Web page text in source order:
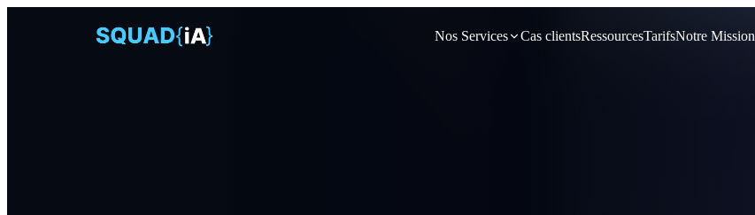
Nos Services Cas clientsRessourcesTarifsNotre Mission